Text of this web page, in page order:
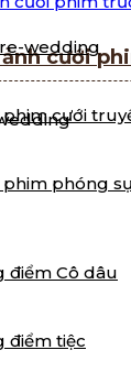
wedding
phim cưới
phim phóng
điểm Cô dâu
điểm tiệc
cưới